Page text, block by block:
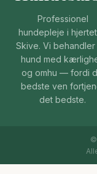
Professionel
hundepleje i
Skive. Vi behandler
hund med
og omhu — fordi
bedste ven
det bedste.
©